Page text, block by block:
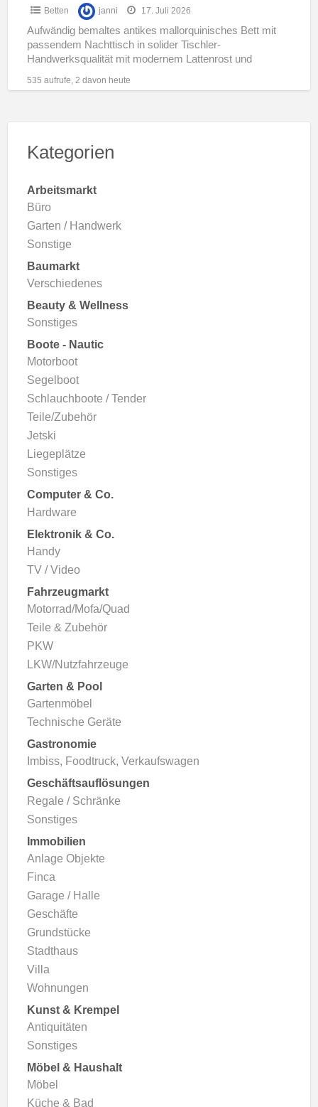
Betten janni 17. Juli 2026
Aufwändig bemaltes antikes mallorquinisches Bett mit
passendem Nachttisch in solider Tischler-
Handwerksqualität mit modernem Lattenrost und
Liegefläche
535 aufrufe, 2 davon heute
Kategorien
Arbeitsmarkt
Büro
Garten / Handwerk
Sonstige
Baumarkt
Verschiedenes
Beauty & Wellness
Sonstiges
Boote - Nautic
Motorboot
Segelboot
Schlauchboote / Tender
Teile/Zubehör
Jetski
Liegeplätze
Sonstiges
Computer & Co.
Hardware
Elektronik & Co.
Handy
TV / Video
Fahrzeugmarkt
Motorrad/Mofa/Quad
Teile & Zubehör
PKW
LKW/Nutzfahrzeuge
Garten & Pool
Gartenmöbel
Technische Geräte
Gastronomie
Imbiss, Foodtruck, Verkaufswagen
Geschäftsauflösungen
Regale / Schränke
Sonstiges
Immobilien
Anlage Objekte
Finca
Garage / Halle
Geschäfte
Grundstücke
Stadthaus
Villa
Wohnungen
Kunst & Krempel
Antiquitäten
Sonstiges
Möbel & Haushalt
Möbel
Küche & Bad